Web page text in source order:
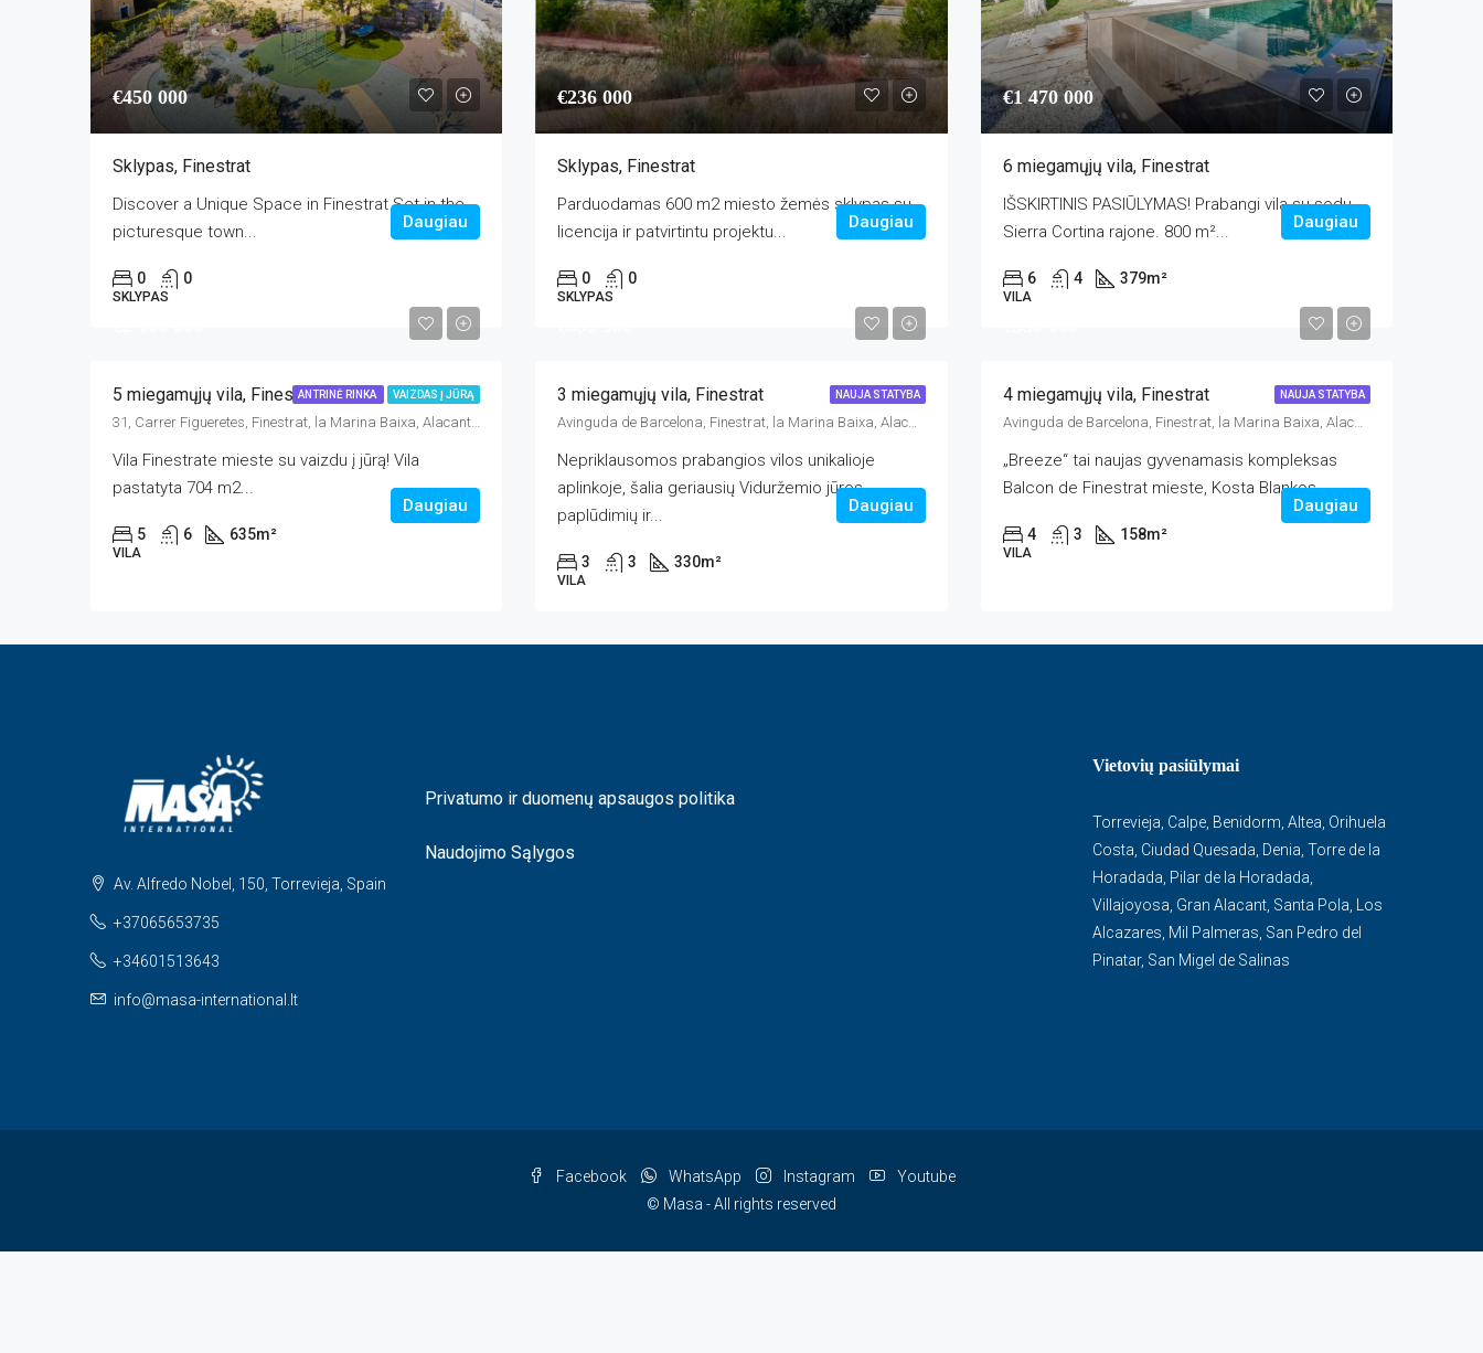
€450 000
Sklypas, Finestrat
Discover a Unique Space in Finestrat Set in the
picturesque town...
0 0
SKLYPAS
Daugiau
€236 000
Sklypas, Finestrat
Parduodamas 600 m2 miesto žemės sklypas su
licencija ir patvirtintu projektu...
0 0
SKLYPAS
Daugiau
€1 470 000
6 miegamųjų vila, Finestrat
IŠSKIRTINIS PASIŪLYMAS! Prabangi vila su sodu
Sierra Cortina rajone. 800 m²...
6 4 379m²
VILA
Daugiau
ANTRINĖ RINKA VAIZDAS Į JŪRĄ
5 miegamųjų vila, Finestrat
31, Carrer Figueretes, Finestrat, la Marina Baixa, Alacant / Alicante, Comunitat Valenciana, España
Vila Finestrate mieste su vaizdu į jūrą! Vila
pastatyta 704 m2...
5 6 635m²
VILA
Daugiau
NAUJA STATYBA
3 miegamųjų vila, Finestrat
Avinguda de Barcelona, Finestrat, la Marina Baixa, Alacant / Alicante, Comunitat Valenciana, 03509, España
Nepriklausomos prabangios vilos unikalioje
aplinkoje, šalia geriausių Viduržemio jūros
paplūdimių ir...
3 3 330m²
VILA
Daugiau
NAUJA STATYBA
4 miegamųjų vila, Finestrat
Avinguda de Barcelona, Finestrat, la Marina Baixa, Alacant / Alicante, Comunitat Valenciana, 03509, España
„Breeze“ tai naujas gyvenamasis kompleksas
Balcon de Finestrat mieste, Kosta Blankos...
4 3 158m²
VILA
Daugiau
Av. Alfredo Nobel, 150, Torrevieja, Spain
+37065653735
+34601513643
info@masa-international.lt
Privatumo ir duomenų apsaugos politika
Naudojimo Sąlygos
Vietovių pasiūlymai
Torrevieja Calpe, Benidorm Altea Orihuela
Costa Ciudad Quesada Denia Torre de la
Horadada Pilar de la Horadada
Villajoyosa Gran Alacant, Santa Pola
Los
Alcazares Mil Palmeras San Pedro del
Pinatar, San Migel de Salinas
Facebook WhatsApp Instagram
Youtube
© Masa - All rights reserved